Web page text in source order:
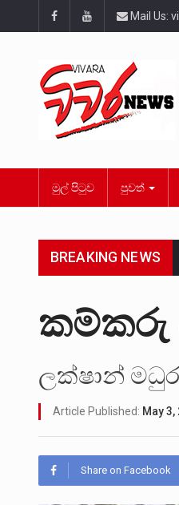
Mail Us:
මුල් පිටුව පුවත්
BREAKING NEWS
කම්කරු
ලක්ෂාන්
Article Published: May 3,
Share on Facebook